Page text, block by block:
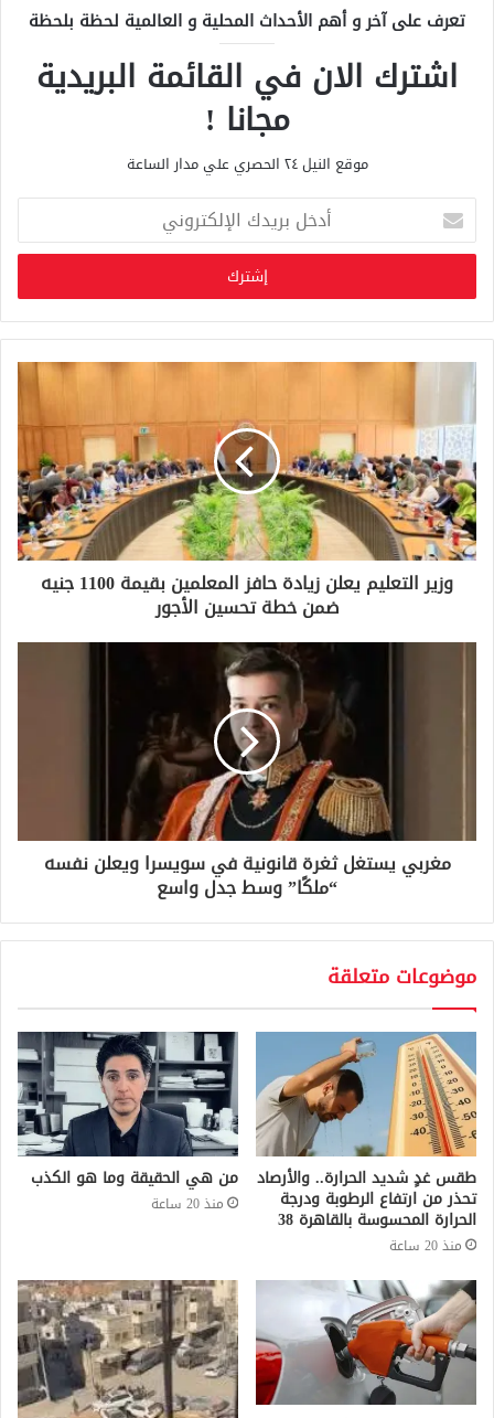
تعرف على آخر و أهم الأحداث المحلية و العالمية لحظة بلحظة
اشترك الان في القائمة البريدية
مجانا !
موقع النيل ٢٤ الحصري علي مدار الساعة
خ
ب
ر
ي
د
ك
ا
ل
إ
ل
ك
ت
ر
وزير التعليم يعلن زيادة حافز المعلمين بقيمة 1100 جنيه
ضمن خطة تحسين الأجور
مغربي يستغل ثغرة قانونية في سويسرا ويعلن نفسه
“ملكًا” وسط جدل واسع
موضوعات متعلقة
طقس غدٍ شديد الحرارة.. والأرصاد
تحذر من ارتفاع الرطوبة ودرجة
الحرارة المحسوسة بالقاهرة 38
منذ 20 ساعة
من هي الحقيقة وما هو الكذب
منذ 20 ساعة